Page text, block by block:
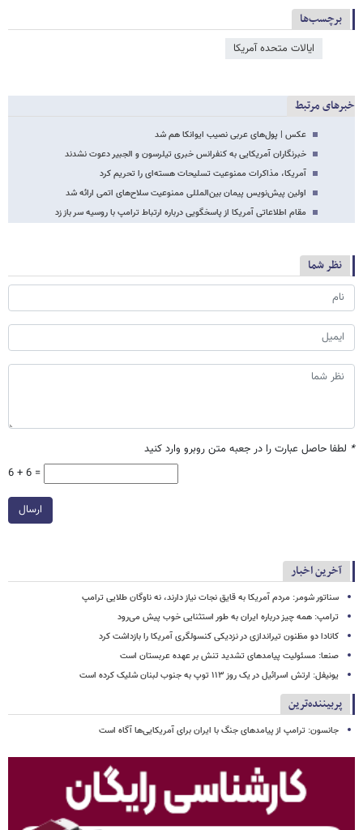
برچسب‌ها
ایالات متحده آمریکا
خبرهای مرتبط
عکس | پول‌های عربی نصیب ایوانکا هم شد
خبرنگاران آمریکایی به کنفرانس خبری تیلرسون و الجبیر دعوت نشدند
آمریکا، مذاکرات ممنوعیت تسلیحات هسته‌ای را تحریم کرد
اولین پیش‌نویس پیمان بین‌المللی ممنوعیت سلاح‌های اتمی ارائه شد
مقام اطلاعاتی آمریکا از پاسخگویی درباره ارتباط ترامپ با روسیه سر باز زد
نظر شما
* لطفا حاصل عبارت را در جعبه متن روبرو وارد کنید
6 + 6 =
ارسال
آخرین اخبار
سناتور شومر: مردم آمریکا به قایق نجات نیاز دارند، نه ناوگان طلایی ترامپ
ترامپ: همه چیز درباره ایران به طور استثنایی خوب پیش می‌رود
کانادا دو مظنون تیراندازی در نزدیکی کنسولگری آمریکا را بازداشت کرد
صنعا: مسئولیت پیامدهای تشدید تنش بر عهده عربستان است
یونیفل: ارتش اسرائیل در یک روز ۱۱۳ توپ به جنوب لبنان شلیک کرده است
پربیننده‌ترین
جانسون: ترامپ از پیامدهای جنگ با ایران برای آمریکایی‌ها آگاه است